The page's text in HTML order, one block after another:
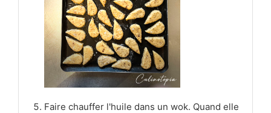
Faire chauffer l'huile dans un wok. Quand elle